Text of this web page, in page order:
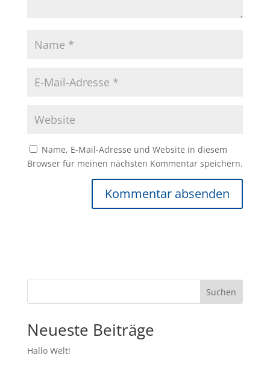
Name, E-Mail-Adresse und Website in diesem
Browser für meinen nächsten Kommentar speichern.
Suchen
Neueste Beiträge
Hallo Welt!